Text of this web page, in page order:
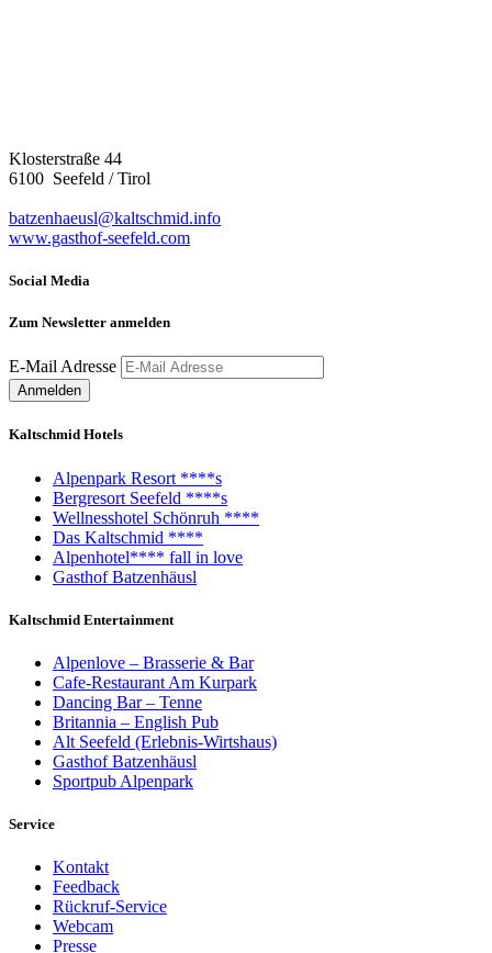
Klosterstraße 44
6100 Seefeld / Tirol
batzenhaeusl@kaltschmid.info
www.gasthof-seefeld.com
Social Media
Zum Newsletter anmelden
E-Mail Adresse
Kaltschmid Hotels
Alpenpark Resort ****s
Bergresort Seefeld ****s
Wellnesshotel Schönruh ****
Das Kaltschmid ****
Alpenhotel**** fall in love
Gasthof Batzenhäusl
Kaltschmid Entertainment
Alpenlove – Brasserie & Bar
Cafe-Restaurant Am Kurpark
Dancing Bar – Tenne
Britannia – English Pub
Alt Seefeld (Erlebnis-Wirtshaus)
Gasthof Batzenhäusl
Sportpub Alpenpark
Service
Kontakt
Feedback
Rückruf-Service
Webcam
Presse